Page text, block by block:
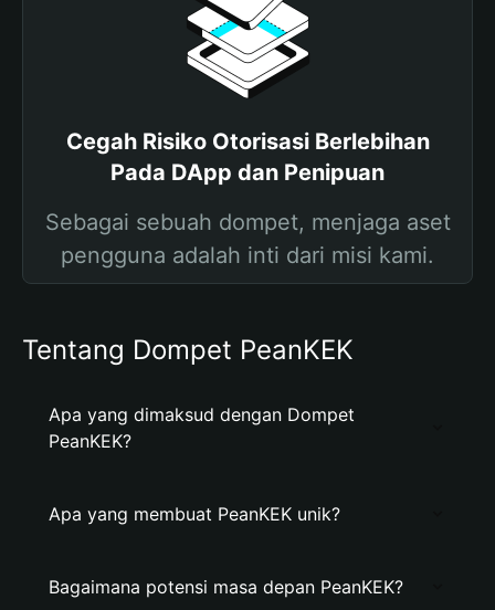
Cegah Risiko Otorisasi Berlebihan
Pada DApp dan Penipuan
Sebagai sebuah dompet, menjaga aset
pengguna adalah inti dari misi kami.
Tentang Dompet PeanKEK
Apa yang dimaksud dengan Dompet
PeanKEK?
Apa yang membuat PeanKEK unik?
Bagaimana potensi masa depan PeanKEK?